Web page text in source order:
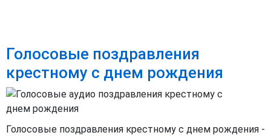
Голосовые поздравления
крестному с днем рождения
Голосовые поздравления крестному с днем рождения -